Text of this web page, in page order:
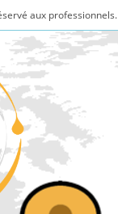
aux professionnels.